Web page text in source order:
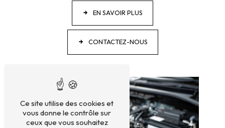
EN SAVOIR PLUS
CONTACTEZ-NOUS
Ce site utilise des cookies et
vous donne le contrôle sur
ceux que vous souhaitez